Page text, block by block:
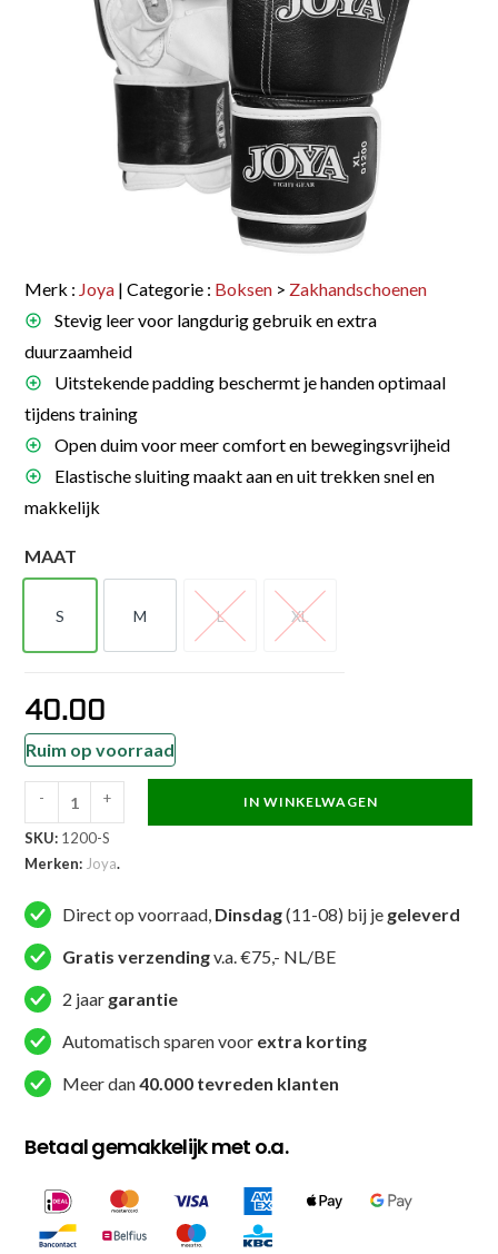
Merk : Joya | Categorie : Boksen > Zakhandschoenen
Stevig leer voor langdurig gebruik en extra
duurzaamheid
Uitstekende padding beschermt je handen optimaal
tijdens training
Open duim voor meer comfort en bewegingsvrijheid
Elastische sluiting maakt aan en uit trekken snel en
makkelijk
MAAT
S
S
M
M
L
L
XL
XL
40.00
Ruim op voorraad
Leren
Zakhandschoenen
Bokshandschoenen
aantal
- + IN WINKELWAGEN
SKU: 1200-S
Merken: Joya.
Direct op voorraad, Dinsdag(11-08) bij je geleverd
Gratis verzendingv.a. €75,- NL/BE
2 jaar garantie
Automatisch sparen voor extra korting
Meer dan40.000 tevreden klanten
Betaal gemakkelijk met o.a.